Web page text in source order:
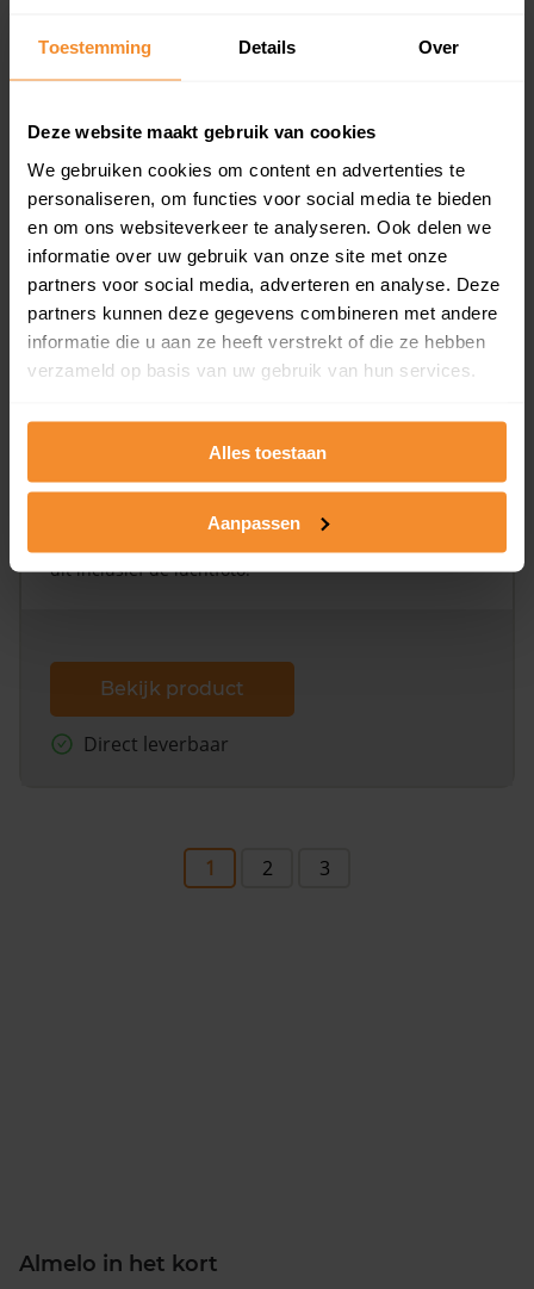
Toestemming Details Over
Deze website maakt gebruik van cookies
We gebruiken cookies om content en advertenties te
personaliseren, om functies voor social media te bieden
en om ons websiteverkeer te analyseren. Ook delen we
informatie over uw gebruik van onze site met onze
partners voor social media, adverteren en analyse. Deze
partners kunnen deze gegevens combineren met andere
informatie die u aan ze heeft verstrekt of die ze hebben
verzameld op basis van uw gebruik van hun services.
Alles toestaan
Aanpassen
Inclusief 1 jaar gratis updates
inclusief een jaar lang gratis updates van nieuwe
koopsommen.
Bekijk product
Direct leverbaar
Kadastrale kaart pakket
Alleen globale ligging perceel
Een uitgebreid overzicht van het perceel en
omliggende percelen met de kadastrale erfgrenzen,
dit inclusief de luchtfoto!
Bekijk product
Direct leverbaar
1 2 3
Almelo in het kort